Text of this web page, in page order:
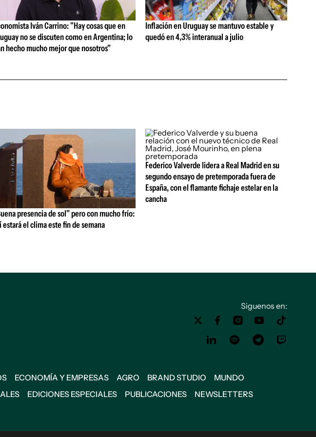
Iván Carrino: "Hay cosas que en
no se discuten como en Argentina; lo
hecho mucho mejor que nosotros"
Inflación en Uruguay se mantuvo estable y
quedó en 4,3% interanual a julio
presencia de sol" pero con mucho frío:
estará el clima este fin de semana
Federico Valverde lidera a Real Madrid en su
segundo ensayo de pretemporada fuera de
España, con el flamante fichaje estelar en la
cancha
Siguenos en:
ECONOMÍA Y EMPRESAS AGRO BRAND STUDIO
MUNDO
EDICIONES ESPECIALES PUBLICACIONES
NEWSLETTERS